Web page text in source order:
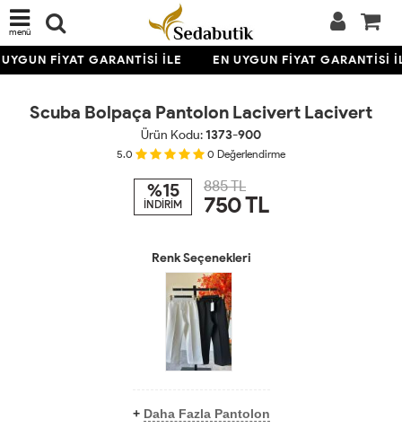
menü
FİYAT GARANTİSİ İLE EN UYGUN FİYAT GARANTİSİ
Scuba Bolpaça Pantolon Lacivert Lacivert
Ürün Kodu:1373-900
5.0 0 Değerlendirme
%15
İNDİRİM
885 TL
750TL
Renk Seçenekleri
+ Daha Fazla Pantolon